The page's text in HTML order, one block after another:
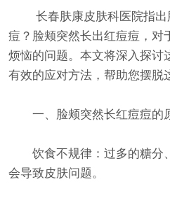
长春肤康皮肤科医院指出
痘？脸颊突然长出红痘痘，对
烦恼的问题。本文将深入探讨
有效的应对方法，帮助您摆脱
一、脸颊突然长红痘痘的
饮食不规律：过多的糖分
会导致皮肤问题。